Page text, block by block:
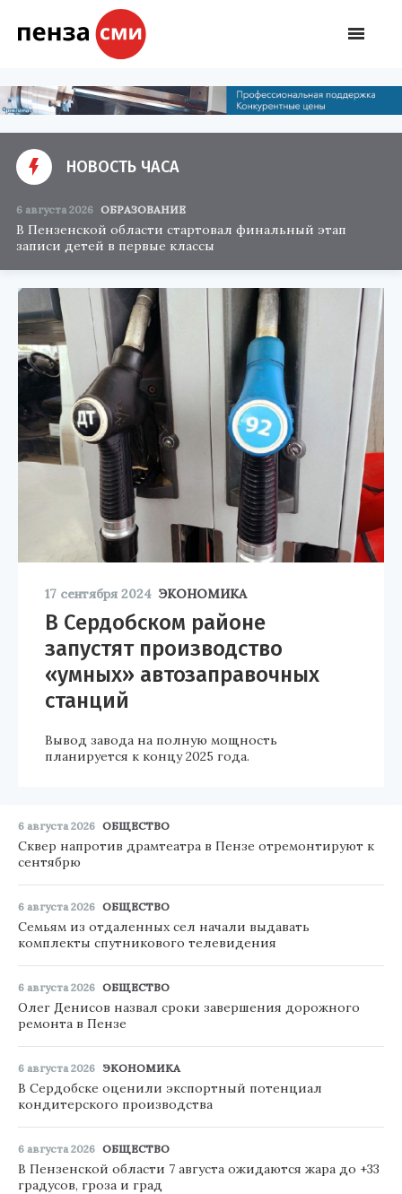
НОВОСТЬ ЧАСА
6 августа 2026 ОБРАЗОВАНИЕ
В Пензенской области стартовал финальный этап
записи детей в первые классы
17 сентября 2024 ЭКОНОМИКА
В Сердобском районе
запустят производство
«умных» автозаправочных
станций
Вывод завода на полную мощность
планируется к концу 2025 года.
6 августа 2026 ОБЩЕСТВО
Сквер напротив драмтеатра в Пензе отремонтируют к
сентябрю
6 августа 2026 ОБЩЕСТВО
Семьям из отдаленных сел начали выдавать
комплекты спутникового телевидения
6 августа 2026 ОБЩЕСТВО
Олег Денисов назвал сроки завершения дорожного
ремонта в Пензе
6 августа 2026 ЭКОНОМИКА
В Сердобске оценили экспортный потенциал
кондитерского производства
6 августа 2026 ОБЩЕСТВО
В Пензенской области 7 августа ожидаются жара до +33
градусов, гроза и град